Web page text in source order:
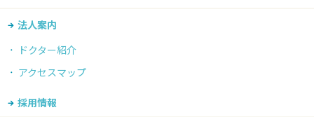
法人案内
ドクター紹介
アクセスマップ
採用情報